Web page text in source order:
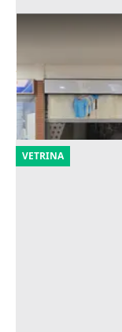
Asta Negozio
Giacciano con
23.203 €
10/09/2026
VETRINA